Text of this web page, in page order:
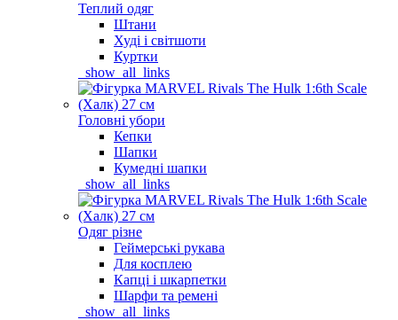
Теплий одяг
Штани
Худі і світшоти
Куртки
_show_all_links
Головні убори
Кепки
Шапки
Кумедні шапки
_show_all_links
Одяг різне
Геймерські рукава
Для косплею
Капці і шкарпетки
Шарфи та ремені
_show_all_links